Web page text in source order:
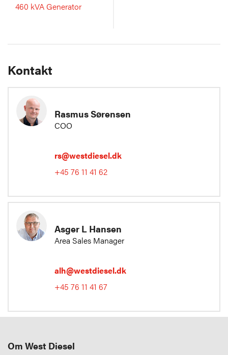
460 kVA Generator
Kontakt
Rasmus Sørensen
COO
rs@westdiesel.dk
+45 76 11 41 62
Asger L Hansen
Area Sales Manager
alh@westdiesel.dk
+45 76 11 41 67
Om West Diesel